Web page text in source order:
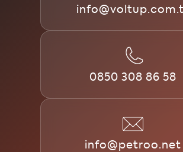
0850 308 86 58
info@petroo.net